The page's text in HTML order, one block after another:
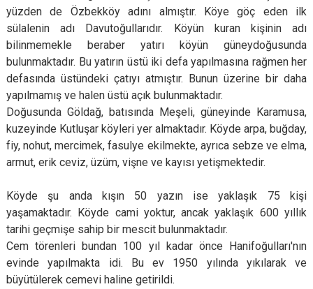
yüzden de Özbekköy adını almıştır. Köye göç eden ilk
sülalenin adı Davutoğullarıdır. Köyün kuran kişinin adı
bilinmemekle beraber yatırı köyün güneydoğusunda
bulunmaktadır. Bu yatırın üstü iki defa yapılmasına rağmen her
defasında üstündeki çatıyı atmıştır. Bunun üzerine bir daha
yapılmamış ve halen üstü açık bulunmaktadır.
Doğusunda Göldağ, batısında Meşeli, güneyinde Karamusa,
kuzeyinde Kutluşar köyleri yer almaktadır. Köyde arpa, buğday,
fiy, nohut, mercimek, fasulye ekilmekte, ayrıca sebze ve elma,
armut, erik ceviz, üzüm, vişne ve kayısı yetişmektedir.
Köyde şu anda kışın 50 yazın ise yaklaşık 75 kişi
yaşamaktadır. Köyde cami yoktur, ancak yaklaşık 600 yıllık
tarihi geçmişe sahip bir mescit bulunmaktadır.
Cem törenleri bundan 100 yıl kadar önce Hanifoğulları'nın
evinde yapılmakta idi. Bu ev 1950 yılında yıkılarak ve
büyütülerek cemevi haline getirildi.